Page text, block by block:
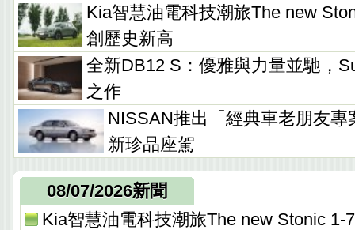
Kia智慧油電科技潮旅The new
創歷史新高
全新DB12 S：優雅與力量並馳，
之作
NISSAN推出「經典車老朋友專
新珍品座駕
08/07/2026新聞
Kia智慧油電科技潮旅The new Stonic 1-